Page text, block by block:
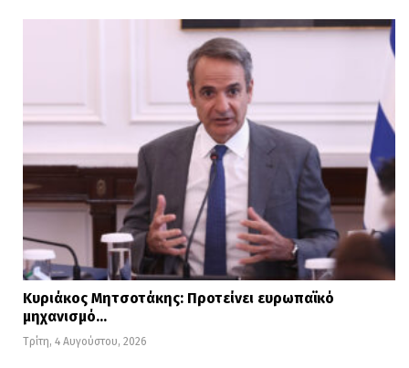
Κυριάκος Μητσοτάκης: Προτείνει ευρωπαϊκό
μηχανισμό…
Τρίτη, 4 Αυγούστου, 2026